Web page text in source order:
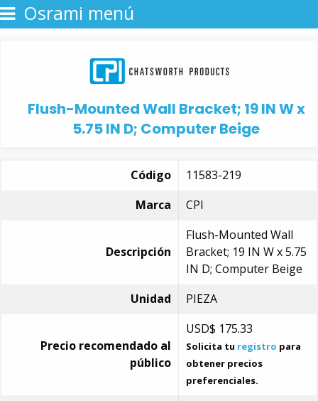
Osrami menú
Flush-Mounted Wall Bracket; 19 IN W x
5.75 IN D; Computer Beige
Código
11583-219
Marca
CPI
Descripción
Flush-Mounted Wall
Bracket; 19 IN W x 5.75
IN D; Computer Beige
Unidad
PIEZA
Precio recomendado al
público
USD$ 175.33
Solicita tu registro para
obtener precios
preferenciales.